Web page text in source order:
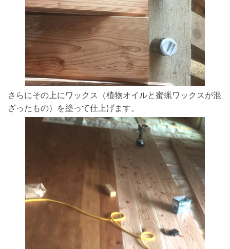
さらにその上にワックス（植物オイルと蜜蝋ワックスが混
ざったもの）を塗って仕上げます。